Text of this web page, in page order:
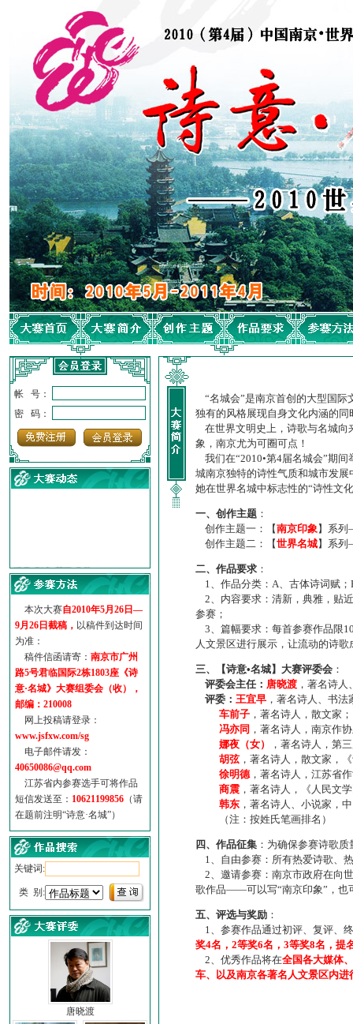
帐 号：
密 码：
·【诗意·名城】地铁展示作...
诗意名城·地铁时间
地铁完美呈现【诗意·名城...
参赛作品多达5000多首
“诗意·名城”晒诗会
特别通知--致广大诗词爱好...
本次大赛自2010年5月26日—
9月26日截稿， 以稿件到达时间
为准：
稿件信函请寄： 南京市广州
路5号君临国际2栋1803座《诗
意·名城》大赛组委会（收），
邮编：210008
网上投稿请登录：
www.jsfxw.com/sg
电子邮件请发：
40650086@qq.com
江苏省内参赛选手可将作品
短信发送至： 10621199856 （请
在题前注明“诗意·名城”）
关键词:
类 别:
唐晓渡
“名城会”是南京首创的大型国际
独有的风格展现自身文化内涵的
在世界文明史上，诗歌与名城向
象，南京尤为可圈可点！
我们在“2010•第4届名城会”期
城南京独特的诗性气质和城市发
她在世界名城中标志性的“诗性文
一、创作主题 ：
创作主题一：【南京印象】系
创作主题二：【世界名城】系
二、作品要求 ：
1、作品分类：A、古体诗词赋；
2、内容要求：清新，典雅，贴
参赛；
3、篇幅要求：每首参赛作品限
人文景区进行展示，让流动的诗
三、【诗意•名城】大赛评委会 ：
评委会主任： 唐晓渡 ，著名诗
评委： 王宜早 ，著名诗人、书
车前子 ，著名诗人，散文家；
冯亦同 ，著名诗人，南京作
娜夜（女）
，著名诗人，第
胡弦，著名诗人，散文家，
徐明德，著名诗人，江苏省
商震 ，著名诗人，《人民文
韩东 ，著名诗人、小说家，
（注：按姓氏笔画排名）
四、作品征集 ：为确保参赛诗歌
1、自由参赛：所有热爱诗歌、
2、邀请参赛：南京市政府在向
歌作品——可以写“南京印象”，也
五、评选与奖励 ：
1、参赛作品通过初评、复评、
奖4名，2等奖6名，3等奖8名，提
2、优秀作品将在全国各大媒体
车、以及南京各著名人文景区内进